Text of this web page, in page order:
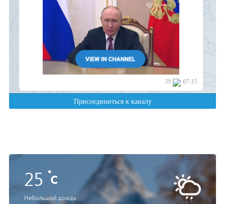
25 c
Небольшой дождь